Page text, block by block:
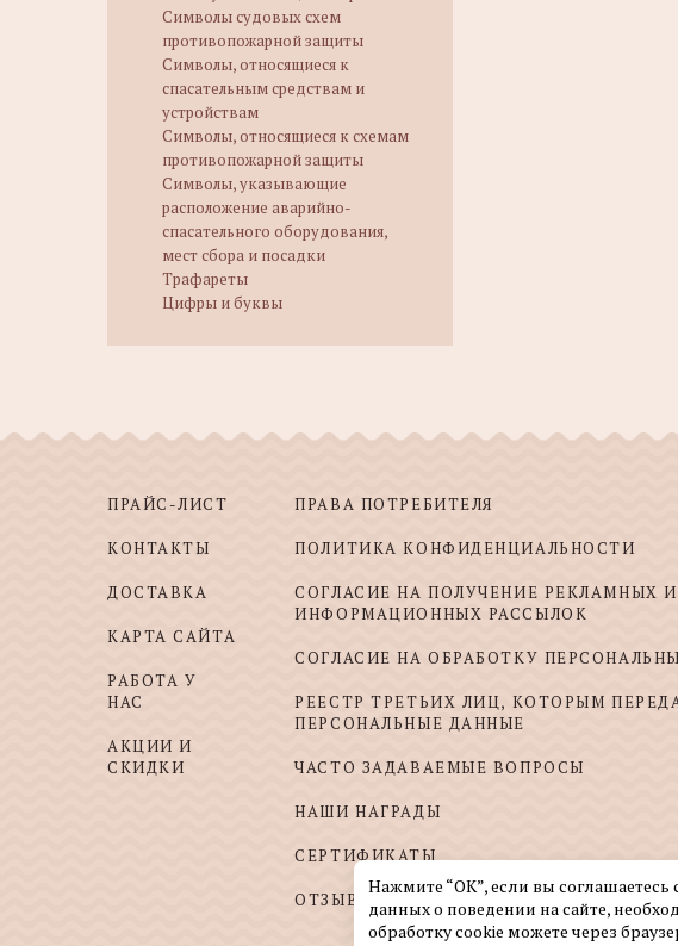
Символы судовых схем
противопожарной защиты
Символы, относящиеся к
спасательным средствам и
устройствам
Символы, относящиеся к схемам
противопожарной защиты
Символы, указывающие
расположение аварийно-
спасательного оборудования,
мест сбора и посадки
Трафареты
Цифры и буквы
ПРАЙС-ЛИСТ
КОНТАКТЫ
ДОСТАВКА
КАРТА САЙТА
РАБОТА У
НАС
АКЦИИ И
СКИДКИ
ПРАВА ПОТРЕБИТЕЛЯ
ПОЛИТИКА КОНФИДЕНЦИАЛЬНОСТИ
СОГЛАСИЕ НА ПОЛУЧЕНИЕ РЕКЛАМНЫХ И
ИНФОРМАЦИОННЫХ РАССЫЛОК
СОГЛАСИЕ НА ОБРАБОТКУ
РЕЕСТР ТРЕТЬИХ ЛИЦ, КОТОРЫМ
ПЕРСОНАЛЬНЫЕ ДАННЫЕ
ЧАСТО ЗАДАВАЕМЫЕ ВОПРОСЫ
НАШИ НАГРАДЫ
СЕРТИФИКАТЫ
ОТЗЫВЫ И ПОЖЕЛАНИЯ
Нажмите “ОК”, если вы соглашаетесь
данных о поведении на сайте,
обработку cookie можете через